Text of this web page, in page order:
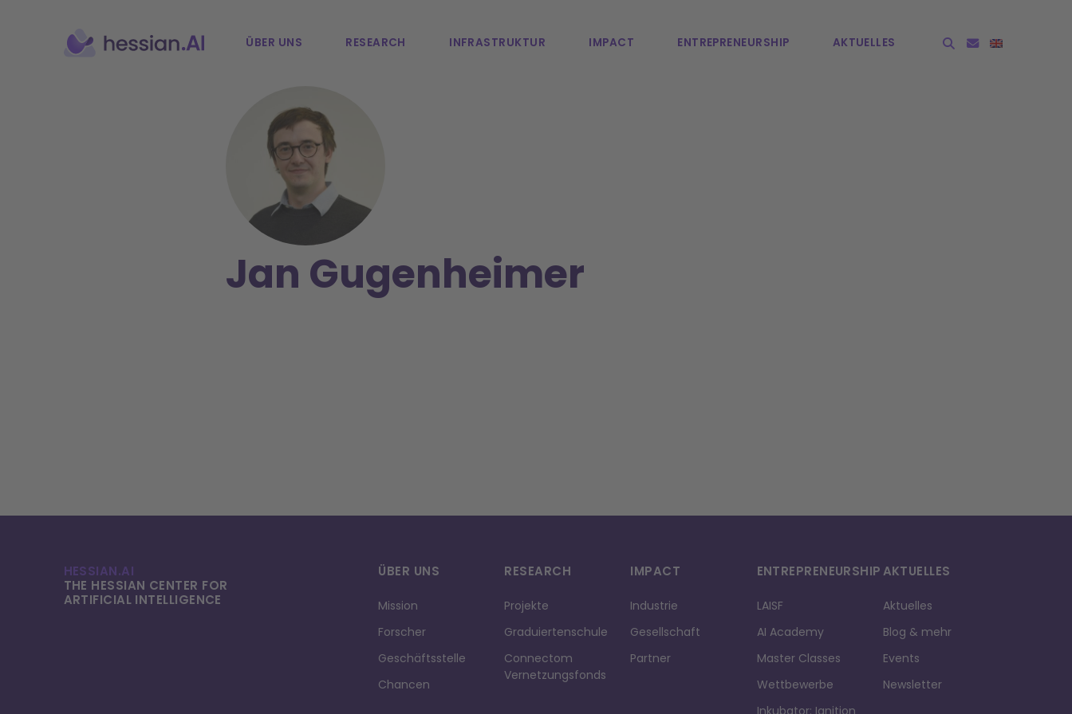
ÜBER UNS RESEARCH INFRASTRUKTUR IMPACT ENTREPRE­NEURSHIP AKTUELLES
Jan Gugenheimer
HESSIAN.AI
THE HESSIAN CENTER FOR
ARTIFICIAL INTELLI­GENCE
ÜBER UNS
Mission
Forscher
Geschäftsstelle
Chancen
RESEARCH
Projekte
Graduiertenschule
Connectom
Vernetzungsfonds
IMPACT
Industrie
Gesellschaft
Partner
ENTREPRE­NEURSHIP
LAISF
AI Academy
Master Classes
Wettbewerbe
Inkubator: Ignition
AKTUELLES
Aktuelles
Blog & mehr
Events
Newsletter